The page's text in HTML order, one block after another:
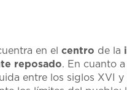
en el centro de la
reposado. En cuanto
entre los siglos XVI y